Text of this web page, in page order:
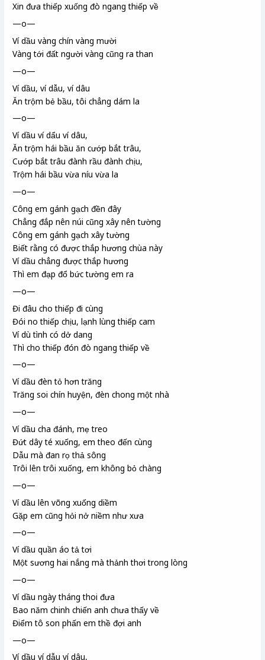
Xin đưa thiếp xuống đò ngang thiếp về
—o—
Ví dầu vàng chín vàng mười
Vàng tới đất người vàng cũng ra than
—o—
Ví dầu, ví dẫu, ví dâu
Ăn trộm bẻ bầu, tôi chẳng dám la
—o—
Ví dầu ví dẩu ví dâu,
Ăn trộm hái bầu ăn cướp bắt trâu,
Cướp bắt trâu đành rầu đành chịu,
Trộm hái bầu vừa níu vừa la
—o—
Công em gánh gạch đền đây
Chẳng đắp nên núi cũng xây nên tường
Công em gánh gạch xây tường
Biết rằng có được thắp hương chùa này
Ví dầu chẳng được thắp hương
Thì em đạp đổ bức tường em ra
—o—
Đi đâu cho thiếp đi cùng
Đói no thiếp chịu, lạnh lùng thiếp cam
Ví dù tình có dở dang
Thì cho thiếp đón đò ngang thiếp về
—o—
Ví dầu đèn tỏ hơn trăng
Trăng soi chín huyện, đèn chong một nhà
—o—
Ví dầu cha đánh, mẹ treo
Đứt dây té xuống, em theo đến cùng
Dẫu mà đan rọthả sông
Trôi lên trôi xuống, em không bỏ chàng
—o—
Ví dầu lên võng xuống diềm
Gặp em cũng hỏi nở niềm như xưa
—o—
Ví dầu quần áo tả tơi
Một sương hai nắng mà thảnh thơi trong lòng
—o—
Ví dầu ngày tháng thoi đưa
Bao năm chinh chiến anh chưa thấy về
Điểm tô son phấn em thề đợi anh
—o—
Ví dầu ví dẫu ví dâu,